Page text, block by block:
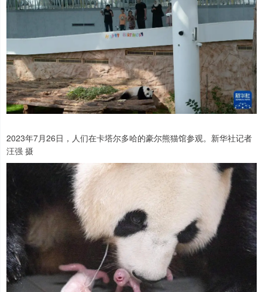
2023年7月26日，人们在卡塔尔多哈的豪尔熊猫馆参观。新华社记者
汪强 摄